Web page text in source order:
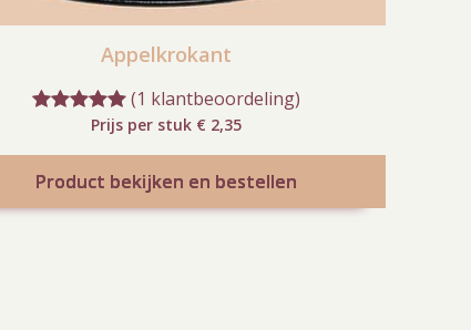
Appelkrokant
Gewaardeer
d5.00op 5
gebaseerd
opklant
(1 klantbeoordeling)
Prijs per stuk € 2,35
Product bekijken en bestellen